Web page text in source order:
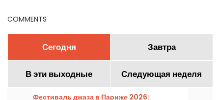
COMMENTS
Сегодня Завтра
В эти выходные Следующая неделя
Фестиваль джаза в Париже 2026: